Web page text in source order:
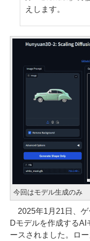
えします。
今回はモデル生成のみ
2025年1月21日、ゲ
Dモデルを作成するAI
ースされました。ロ